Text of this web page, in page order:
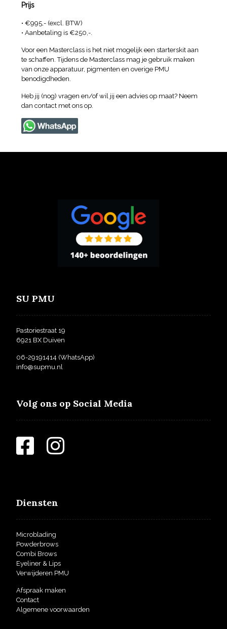
Prijs
• €995,- (excl. BTW)
• Aanbetaling is €250,-.
Voor een Masterclass is het niet mogelijk een starterskit aan
te schaffen. Tijdens de Masterclass mag je gebruik maken
van onze apparatuur, pigmenten en overige PMU
benodigdheden.
Heb jij (nog) vragen en/of wil jij een advies op maat? Neem
dan contact met ons op.
SU PMU
Pastoriestraat 19
6921 BX Duiven
06-29191414 (WhatsApp)
info@supmu.nl
Volg ons op Social Media
Diensten
Microblading
Powderbrows
Combi Brows
Eyeliner & Lips
Verwijderen PMU
Afspraak maken
Contact
Algemene voorwaarden